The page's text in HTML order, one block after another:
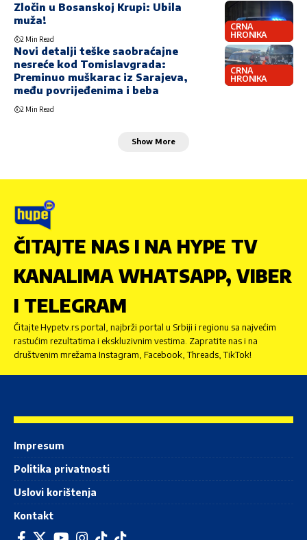
CRNA
HRONIKA
Zločin u Bosanskoj Krupi: Ubila
muža!
2 Min Read
CRNA
HRONIKA
Novi detalji teške saobraćajne
nesreće kod Tomislavgrada:
Preminuo muškarac iz Sarajeva,
među povrijeđenima i beba
2 Min Read
Show More
ČITAJTE NAS I NA HYPE TV
KANALIMA WHATSAPP, VIBER
I TELEGRAM
Čitajte Hypetv.rs portal, najbrži portal u Srbiji i regionu sa najvećim
rastućim rezultatima i ekskluzivnim vestima. Zapratite nas i na
društvenim mrežama Instagram, Facebook, Threads, TikTok!
Impresum
Politika privatnosti
Uslovi korištenja
Kontakt